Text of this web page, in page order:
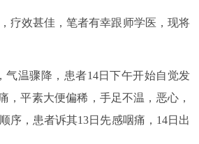
疗效甚佳，笔者有幸跟师学医，现将
气温骤降，患者14日下午开始自觉发
平素大便偏稀，手足不温，恶心，
序，患者诉其13日先感咽痛，14日出